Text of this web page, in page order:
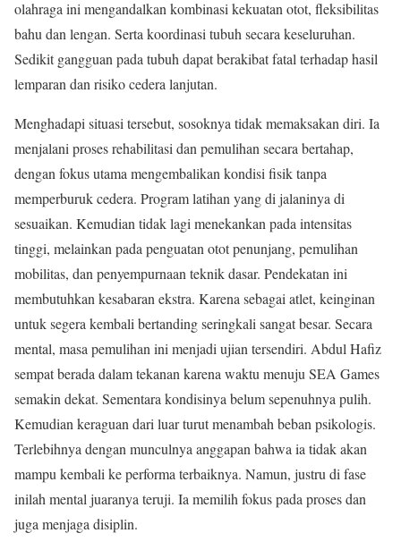
olahraga ini mengandalkan kombinasi kekuatan otot, fleksibilitas
bahu dan lengan. Serta koordinasi tubuh secara keseluruhan.
Sedikit gangguan pada tubuh dapat berakibat fatal terhadap hasil
lemparan dan risiko cedera lanjutan.
Menghadapi situasi tersebut, sosoknya tidak memaksakan diri. Ia
menjalani proses rehabilitasi dan pemulihan secara bertahap,
dengan fokus utama mengembalikan kondisi fisik tanpa
memperburuk cedera. Program latihan yang di jalaninya di
sesuaikan. Kemudian tidak lagi menekankan pada intensitas
tinggi, melainkan pada penguatan otot penunjang, pemulihan
mobilitas, dan penyempurnaan teknik dasar. Pendekatan ini
membutuhkan kesabaran ekstra. Karena sebagai atlet, keinginan
untuk segera kembali bertanding seringkali sangat besar. Secara
mental, masa pemulihan ini menjadi ujian tersendiri. Abdul Hafiz
sempat berada dalam tekanan karena waktu menuju SEA Games
semakin dekat. Sementara kondisinya belum sepenuhnya pulih.
Kemudian keraguan dari luar turut menambah beban psikologis.
Terlebihnya dengan munculnya anggapan bahwa ia tidak akan
mampu kembali ke performa terbaiknya. Namun, justru di fase
inilah mental juaranya teruji. Ia memilih fokus pada proses dan
juga menjaga disiplin.